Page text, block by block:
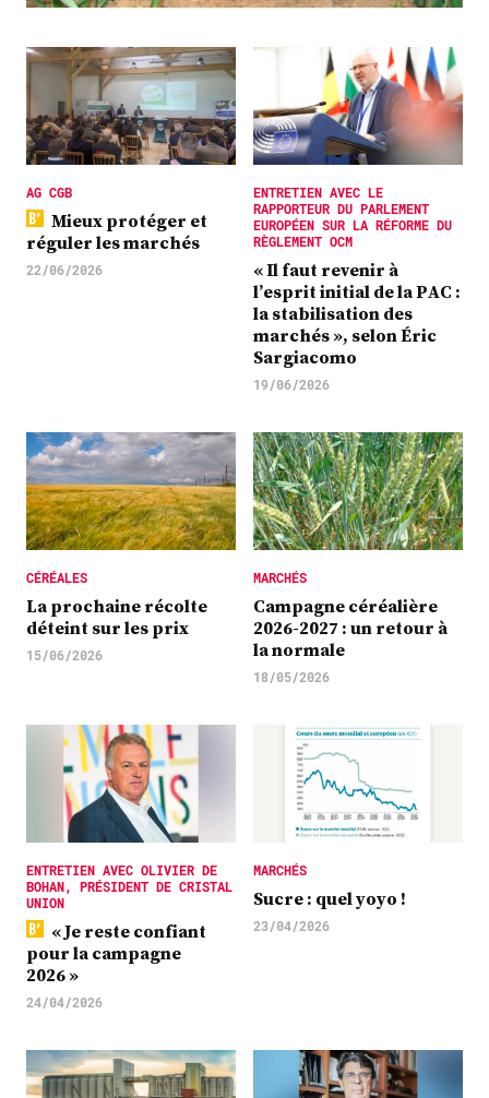
Plus
Abonnez-vous
AG CGB
Mieux protéger et
réguler les marchés
22/06/2026
ENTRETIEN AVEC LE
RAPPORTEUR DU PARLEMENT
EUROPÉEN SUR LA RÉFORME DU
RÈGLEMENT OCM
« Il faut revenir à
l’esprit initial de la PAC :
la stabilisation des
marchés », selon Éric
Sargiacomo
19/06/2026
CÉRÉALES
La prochaine récolte
déteint sur les prix
15/06/2026
MARCHÉS
Campagne céréalière
2026-2027 : un retour à
la normale
18/05/2026
ENTRETIEN AVEC OLIVIER DE
BOHAN, PRÉSIDENT DE CRISTAL
UNION
« Je reste confiant
pour la campagne
2026 »
24/04/2026
MARCHÉS
Sucre : quel yoyo !
23/04/2026